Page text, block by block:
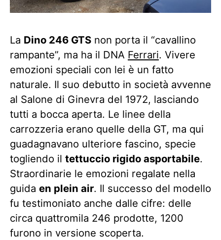
La Dino 246 GTS non porta il “cavallino
rampante”, ma ha il DNA Ferrari. Vivere
emozioni speciali con lei è un fatto
naturale. Il suo debutto in società avvenne
al Salone di Ginevra del 1972, lasciando
tutti a bocca aperta. Le linee della
carrozzeria erano quelle della GT, ma qui
guadagnavano ulteriore fascino, specie
togliendo il tettuccio rigido asportabile.
Straordinarie le emozioni regalate nella
guida en plein air. Il successo del modello
fu testimoniato anche dalle cifre: delle
circa quattromila 246 prodotte, 1200
furono in versione scoperta.